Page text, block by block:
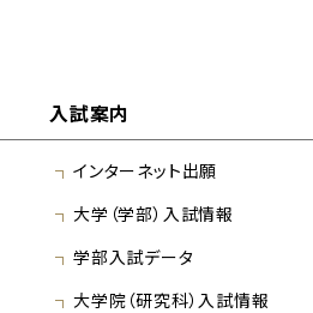
入試案内
インターネット出願
大学（学部）入試情報
学部入試データ
大学院（研究科）入試情報